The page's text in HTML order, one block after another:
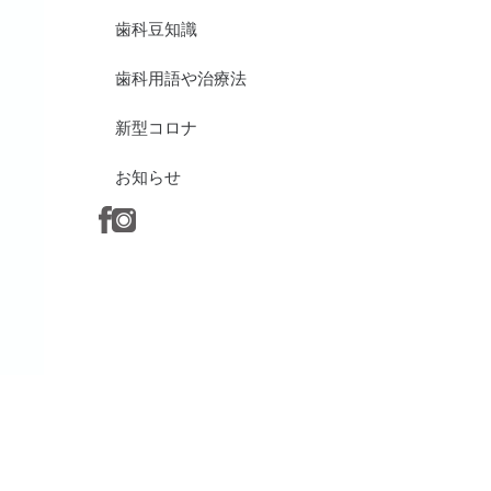
歯科豆知識
歯科用語や治療法
新型コロナ
お知らせ